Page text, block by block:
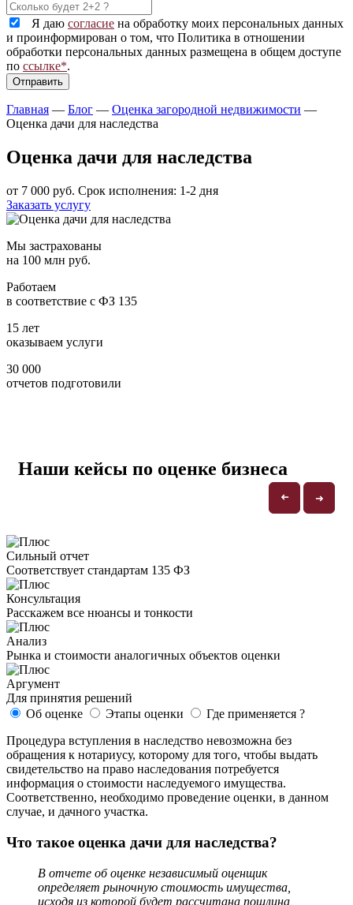
Я даю согласие на обработку моих персональных данных
и проинформирован о том, что Политика в отношении
обработки персональных данных размещена в общем доступе
по ссылке*.
Главная — Блог — Оценка загородной недвижимости —
Оценка дачи для наследства
Оценка дачи для наследства
от 7 000 руб. Срок исполнения: 1-2 дня
Заказать услугу
Мы застрахованы
на 100 млн руб.
Работаем
в соответствие с ФЗ 135
15 лет
оказываем услуги
30 000
отчетов подготовили
Наши кейсы по оценке бизнеса
➜ ➜
Сильный отчет
Соответствует стандартам 135 ФЗ
Консультация
Расскажем все нюансы и тонкости
Анализ
Рынка и стоимости аналогичных объектов оценки
Аргумент
Для принятия решений
Об оценке
Этапы оценки
Где применяется ?
Процедура вступления в наследство невозможна без
обращения к нотариусу, которому для того, чтобы выдать
свидетельство на право наследования потребуется
информация о стоимости наследуемого имущества.
Соответственно, необходимо проведение оценки, в данном
случае, и дачного участка.
Что такое оценка дачи для наследства?
В отчете об оценке независимый оценщик
определяет рыночную стоимость имущества,
исходя из которой будет рассчитана пошлина,